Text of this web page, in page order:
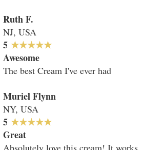
Ruth F.
NJ, USA
​​5 ★★★★★
Awesome
The best Cream I've ever had
Muriel Flynn
NY, USA
5 ★★★★★
Great
Absolutely love this cream! It works